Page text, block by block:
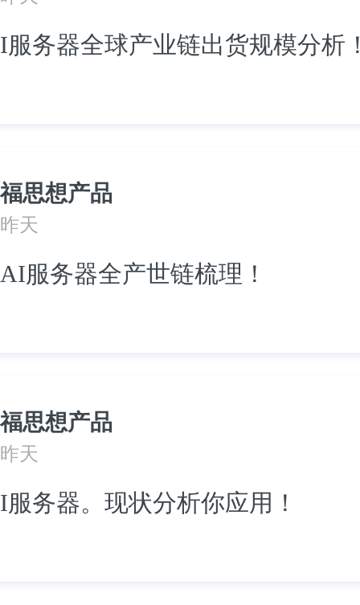
I服务器全球产业链出货规模分析！
福思想产品
昨天
AI服务器全产世链梳理！
福思想产品
昨天
I服务器。现状分析你应用！